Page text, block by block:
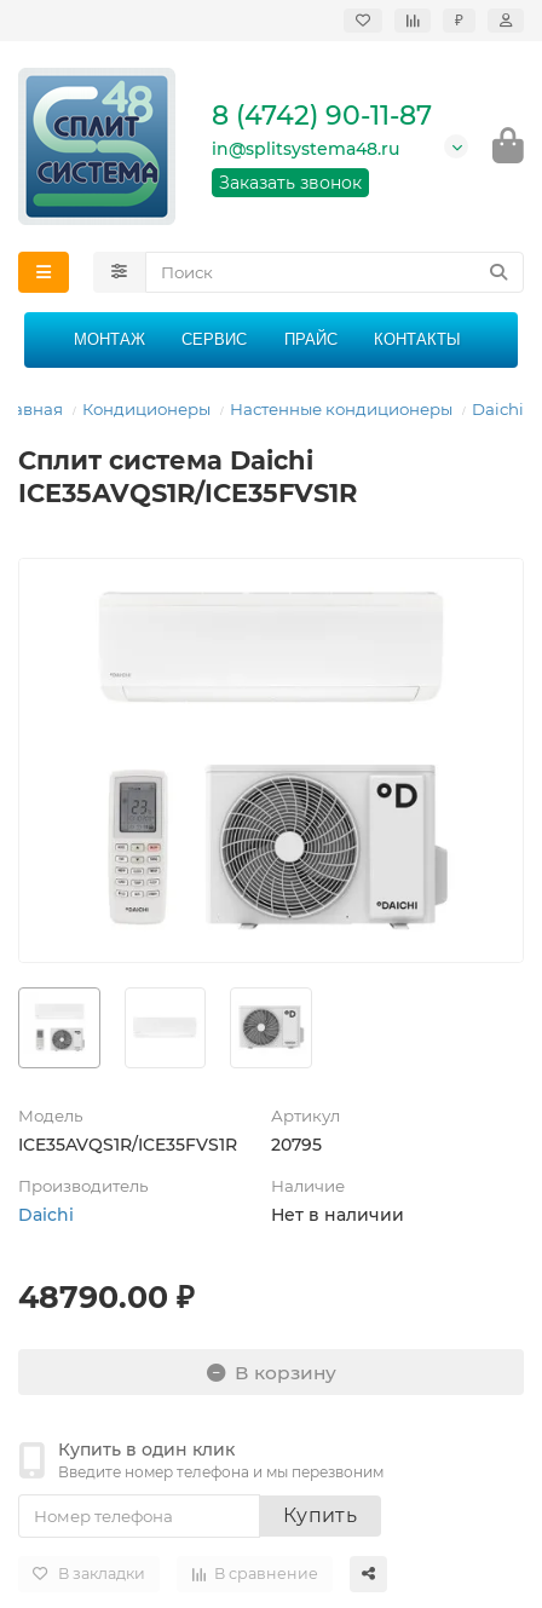
₽
кондиционеров в
области
График работы: 9:00 -
21:00 без перерыва и
8 (4742) 90-11-87
in@splitsystema48.ru
Заказать звонок
МОНТАЖ СЕРВИС ПРАЙС КОНТАКТЫ
Кондиционеры Настенные кондиционеры Daichi
Сплит система Daichi
ICE35AVQS1R/ICE35FVS1R
Модель
ICE35AVQS1R/ICE35FVS1R
Артикул
20795
Производитель
Daichi
Наличие
Нет в наличии
48790.00 ₽
В корзину
Купить в один клик
Введите номер телефона и мы перезвоним
Купить
В закладки В сравнение